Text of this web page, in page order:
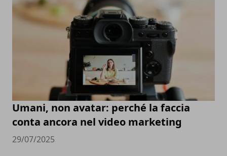
Umani, non avatar: perché la faccia
conta ancora nel video marketing
29/07/2025